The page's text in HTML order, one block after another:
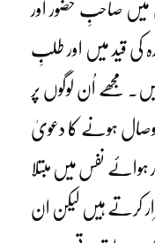
میں صاحبِ حضور اور
کی قید میں اور طلبِ
مجھے اُن لوگوں پر
وصال ہونے کا دعویٰ
نفس میں مبتلا
کرتے ہیں لیکن ان